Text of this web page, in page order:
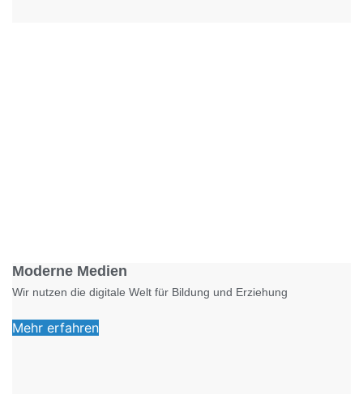
Moderne Medien
Wir nutzen die digitale Welt für Bildung und Erziehung
Mehr erfahren